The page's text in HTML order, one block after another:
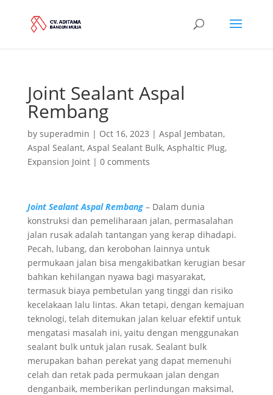
Joint Sealant Aspal
Rembang
by superadmin | Oct 16, 2023 | Aspal Jembatan,
Aspal Sealant, Aspal Sealant Bulk, Asphaltic Plug,
Expansion Joint| 0 comments
Joint Sealant Aspal Rembang– Dalam dunia
konstruksi dan pemeliharaan jalan, permasalahan
jalan rusak adalah tantangan yang kerap dihadapi.
Pecah, lubang, dan kerobohan lainnya untuk
permukaan jalan bisa mengakibatkan kerugian besar
bahkan kehilangan nyawa bagi masyarakat,
termasuk biaya pembetulan yang tinggi dan risiko
kecelakaan lalu lintas. Akan tetapi, dengan kemajuan
teknologi, telah ditemukan jalan keluar efektif untuk
mengatasi masalah ini, yaitu dengan menggunakan
sealant bulk untuk jalan rusak. Sealant bulk
merupakan bahan perekat yang dapat memenuhi
celah dan retak pada permukaan jalan dengan
denganbaik, memberikan perlindungan maksimal,